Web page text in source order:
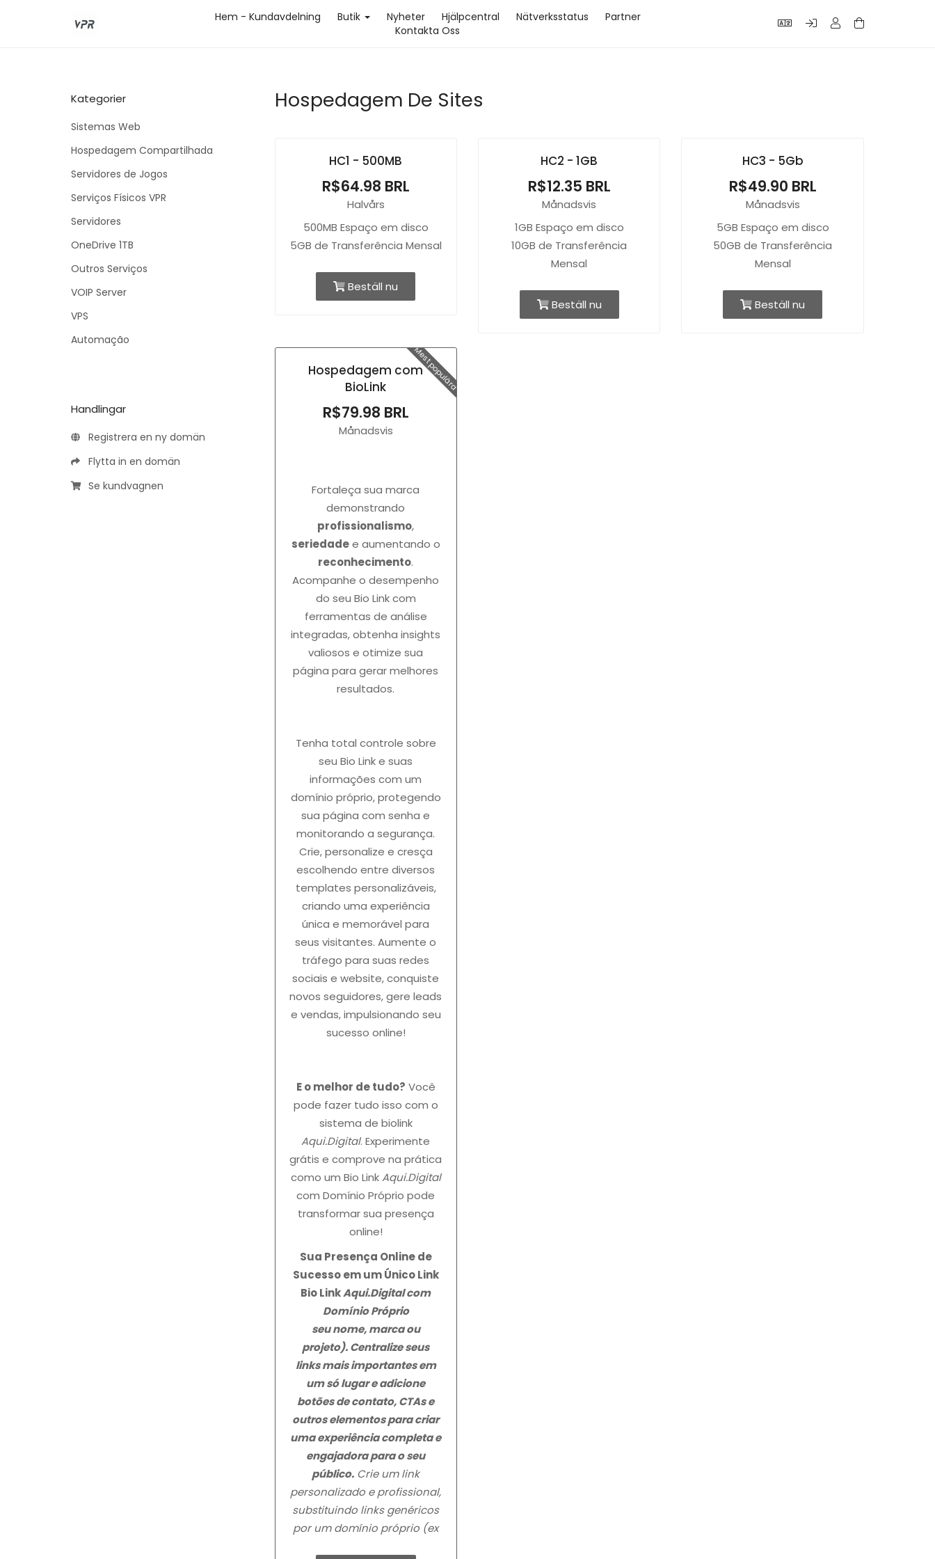
Hem - Kundavdelning Butik Nyheter Hjälpcentral Nätverksstatus
Partner
Kontakta Oss
Kategorier
Sistemas Web
Hospedagem Compartilhada
Servidores de Jogos
Serviços Físicos VPR
Servidores
OneDrive 1TB
Outros Serviços
VOIP Server
VPS
Automação
Handlingar
Registrera en ny domän
Flytta in en domän
Se kundvagnen
Hospedagem De Sites
HC1 - 500MB
R$64.98 BRL
Halvårs
500MB Espaço em disco
5GB de Transferência Mensal
Beställ nu
HC2 - 1GB
R$12.35 BRL
Månadsvis
1GB Espaço em disco
10GB de Transferência
Mensal
Beställ nu
HC3 - 5Gb
R$49.90 BRL
Månadsvis
5GB Espaço em disco
50GB de Transferência
Mensal
Beställ nu
Mest populära
Hospedagem com
BioLink
R$79.98 BRL
Månadsvis
Fortaleça sua marca
demonstrando
profissionalismo,
seriedadee aumentando o
reconhecimento.
Acompanhe o desempenho
do seu Bio Link com
ferramentas de análise
integradas, obtenha insights
valiosos e otimize sua
página para gerar melhores
resultados.
Tenha total controle sobre
seu Bio Link e suas
informações com um
domínio próprio, protegendo
sua página com senha e
monitorando a segurança.
Crie, personalize e cresça
escolhendo entre diversos
templates personalizáveis,
criando uma experiência
única e memorável para
seus visitantes. Aumente o
tráfego para suas redes
sociais e website, conquiste
novos seguidores, gere leads
e vendas, impulsionando seu
sucesso online!
E o melhor de tudo? Você
pode fazer tudo isso com o
sistema de biolink
Aqui.Digital. Experimente
grátis e comprove na prática
como um Bio LinkAqui.Digital
com Domínio Próprio pode
transformar sua presença
online!
Sua Presença Online de
Sucesso em um Único Link
Bio LinkAqui.Digitalcom
Domínio Próprio
seu nome, marca ou
projeto). Centralize seus
links mais importantes em
um só lugar e adicione
botões de contato, CTAs e
outros elementos para criar
uma experiência completa e
engajadora para o seu
público. Crie um link
personalizado e profissional,
substituindo links genéricos
por um domínio próprio (ex